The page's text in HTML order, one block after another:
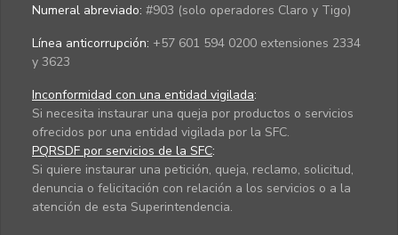
Numeral abreviado: #903 (solo operadores Claro y Tigo)
Línea anticorrupción: +57 601 594 0200 extensiones 2334
y 3623
Inconformidad con una entidad vigilada:
Si necesita instaurar una queja por productos o servicios
ofrecidos por una entidad vigilada por la SFC.
PQRSDF por servicios de la SFC:
Si quiere instaurar una petición, queja, reclamo, solicitud,
denuncia o felicitación con relación a los servicios o a la
atención de esta Superintendencia.